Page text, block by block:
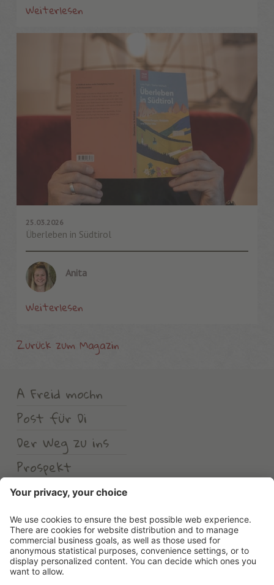
Weiterlesen
25.03.2026
Überleben in Südtirol
Anita
Weiterlesen
Zurück zum Magazin
A Freid mochn
Post für Di
Der Weg zu ins
Prospekt
Wetter
Erlebnishotel Waltershof